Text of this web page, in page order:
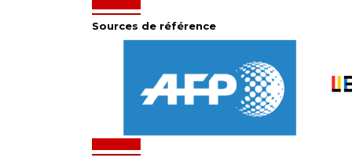
Sources de référence